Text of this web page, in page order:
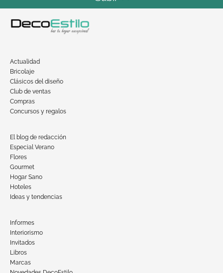
Actualidad
Bricolaje
Clásicos del diseño
Club de ventas
Compras
Concursos y regalos
El blog de redacción
Especial Verano
Flores
Gourmet
Hogar Sano
Hoteles
Ideas y tendencias
Informes
Interiorismo
Invitados
Libros
Marcas